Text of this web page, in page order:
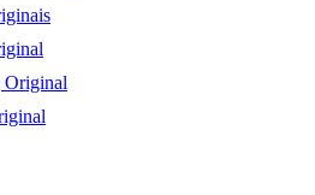
Original